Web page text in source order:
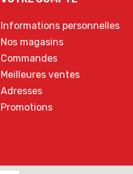
Informations personnelles
Nos magasins
Commandes
Meilleures ventes
Adresses
Promotions